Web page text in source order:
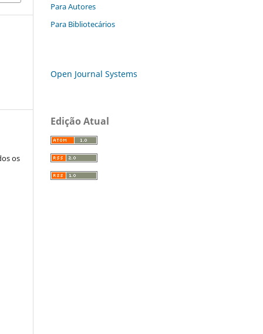
os
Para Autores
Para Bibliotecários
Open Journal Systems
Edição Atual